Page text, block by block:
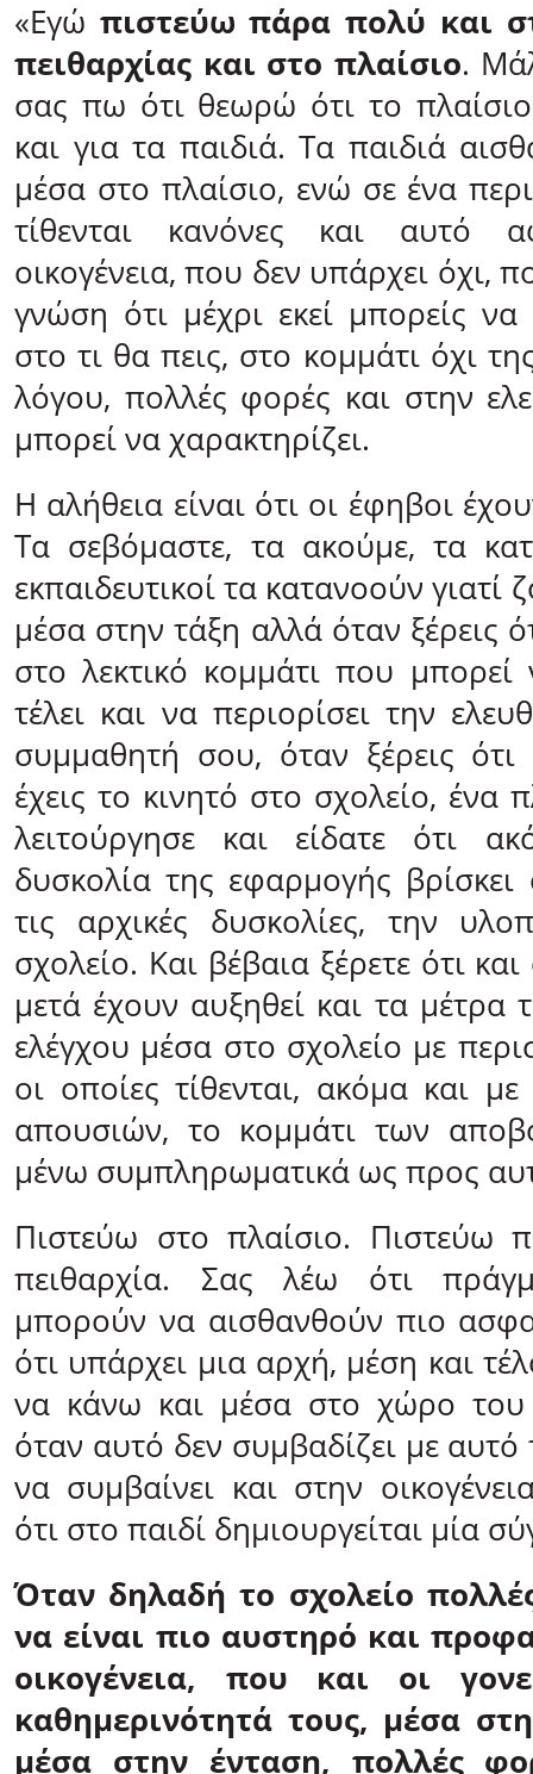
«Εγώ πιστεύω πάρα πολύ και
πειθαρχίας και στο πλαίσιο.
σας πω ότι θεωρώ ότι το πλαίσιο
και για τα παιδιά. Τα παιδιά
μέσα στο πλαίσιο, ενώ σε ένα
τίθενται κανόνες και αυτό
οικογένεια, που δεν υπάρχει όχι,
γνώση ότι μέχρι εκεί μπορείς να
στο τι θα πεις, στο κομμάτι όχι
λόγου, πολλές φορές και στην
μπορεί να χαρακτηρίζει.
Η αλήθεια είναι ότι οι έφηβοι
Τα σεβόμαστε, τα ακούμε, τα
εκπαιδευτικοί τα κατανοούν γιατί
μέσα στην τάξη αλλά όταν ξέρεις
στο λεκτικό κομμάτι που μπορεί
τέλει και να περιορίσει την
συμμαθητή σου, όταν ξέρεις
έχεις το κινητό στο σχολείο, ένα
λειτούργησε και είδατε ότι
δυσκολία της εφαρμογής
τις αρχικές δυσκολίες, την
σχολείο. Και βέβαια ξέρετε ότι
μετά έχουν αυξηθεί και τα μέτρα
ελέγχου μέσα στο σχολείο με
οι οποίες τίθενται, ακόμα και
απουσιών, το κομμάτι των
μένω συμπληρωματικά ως προς
Πιστεύω στο πλαίσιο. Πιστεύω
πειθαρχία. Σας λέω ότι
μπορούν να αισθανθούν πιο
ότι υπάρχει μια αρχή, μέση και
να κάνω και μέσα στο χώρο του
όταν αυτό δεν συμβαδίζει με
να συμβαίνει και στην
ότι στο παιδί δημιουργείται μία
Όταν δηλαδή το σχολείο
να είναι πιο αυστηρό και
οικογένεια, που και οι
καθημερινότητά τους, μέσα
μέσα στην ένταση, πολλές